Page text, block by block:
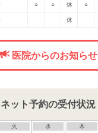
○ ○ 休 ○
休
医院からのお知らせ
ネット予約の受付状況
火
水
木